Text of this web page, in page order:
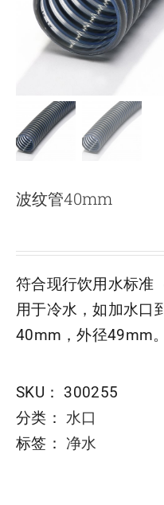
使用指南
联系我们
波纹管40mm
符合现行饮用水标准
用于冷水，如加水口
40mm，外径49mm。
SKU： 300255
分类：水口
标签： 净水